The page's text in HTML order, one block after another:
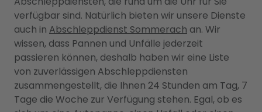
verfügbar sind. Natürlich bieten wir unsere Dienste
auch in Abschleppdienst Sommerach an. Wir
wissen, dass Pannen und Unfälle jederzeit
passieren können, deshalb haben wir eine Liste
von zuverlässigen Abschleppdiensten
zusammengestellt, die Ihnen 24 Stunden am Tag, 7
Tage die Woche zur Verfügung stehen. Egal, ob es